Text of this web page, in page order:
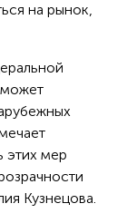
на рынок,
этих мер
Кузнецова.